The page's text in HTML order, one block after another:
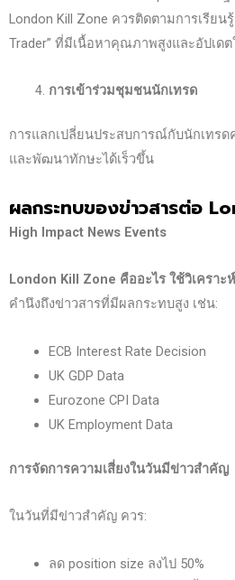
London Kill Zone ควรติดตามการเรียน
Trader” ที่มีเนื้อหาคุณภาพสูงและอัปเด
การเข้าร่วมชุมชนนักเทรด
การแลกเปลี่ยนประสบการณ์กับนักเทรด
และพัฒนาทักษะได้เร็วขึ้น
ผลกระทบของข่าวสารต่อ
High Impact News Events
London Kill Zone คืออะไร ใช้วิเคราะ
คำนึงถึงข่าวสารที่มีผลกระทบสูง เช่น:
ECB Interest Rate Decision
UK GDP Data
Eurozone CPI Data
UK Employment Data
การจัดการความเสี่ยงในวันมีข่าวสำคัญ
ในวันที่มีข่าวสำคัญ ควร:
ลด position size ลงไป 50%